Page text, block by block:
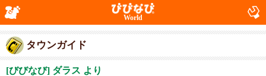
World
タウンガイド
[びびなび] ダラス より